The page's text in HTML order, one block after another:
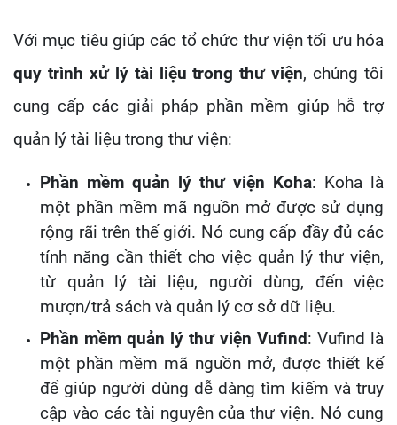
Với mục tiêu giúp các tổ chức thư viện tối ưu hóa
quy trình xử lý tài liệu trong thư viện, chúng tôi
cung cấp các giải pháp phần mềm giúp hỗ trợ
quản lý tài liệu trong thư viện:
Phần mềm quản lý thư viện Koha: Koha là
một phần mềm mã nguồn mở được sử dụng
rộng rãi trên thế giới. Nó cung cấp đầy đủ các
tính năng cần thiết cho việc quản lý thư viện,
từ quản lý tài liệu, người dùng, đến việc
mượn/trả sách và quản lý cơ sở dữ liệu.
Phần mềm quản lý thư viện Vufind: Vufind là
một phần mềm mã nguồn mở, được thiết kế
để giúp người dùng dễ dàng tìm kiếm và truy
cập vào các tài nguyên của thư viện. Nó cung